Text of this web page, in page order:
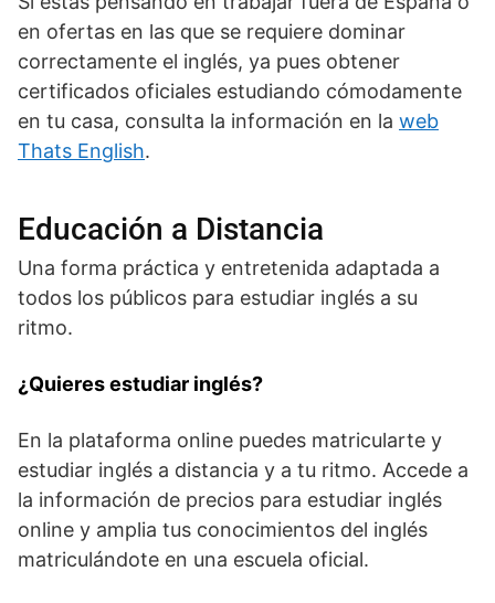
en ofertas en las que se requiere dominar
correctamente el inglés, ya pues obtener
certificados oficiales estudiando cómodamente
en tu casa, consulta la información en la web
Thats English.
Educación a Distancia
Una forma práctica y entretenida adaptada a
todos los públicos para estudiar inglés a su
ritmo.
¿Quieres estudiar inglés?
En la plataforma online puedes matricularte y
estudiar inglés a distancia y a tu ritmo. Accede a
la información de precios para estudiar inglés
online y amplia tus conocimientos del inglés
matriculándote en una escuela oficial.